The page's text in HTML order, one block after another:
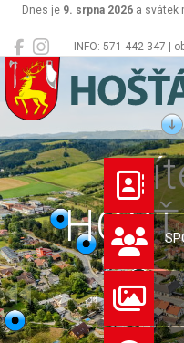
INFO: 571 442 347 |
Dnes je 9. srpna 2026 a svátek
Hošťálková